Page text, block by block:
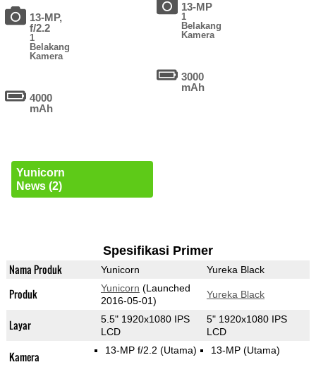
13-MP,
f/2.2
1
Belakang
Kamera
4000
mAh
Yunicorn
News (2)
13-MP
1
Belakang
Kamera
3000
mAh
Spesifikasi Primer
Nama Produk Yunicorn Yureka Black
Produk Yunicorn (Launched
2016-05-01)
Yureka Black
Layar
5.5" 1920x1080 IPS
LCD
5" 1920x1080 IPS
LCD
Kamera 13-MP f/2.2 (Utama) 13-MP (Utama)